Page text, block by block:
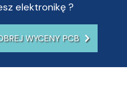
elektronikę ?
WYCENY PCB